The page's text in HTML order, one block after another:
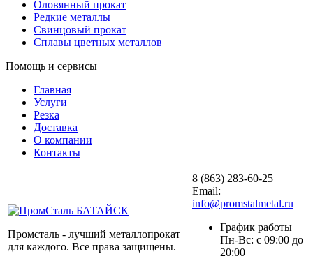
Оловянный прокат
Редкие металлы
Свинцовый прокат
Сплавы цветных металлов
Помощь и сервисы
Главная
Услуги
Резка
Доставка
О компании
Контакты
Промсталь - лучший металлопрокат
для каждого. Все права защищены.
8 (863) 283-60-25
Email:
info@promstalmetal.ru
График работы
Пн-Вс: с 09:00 до
20:00